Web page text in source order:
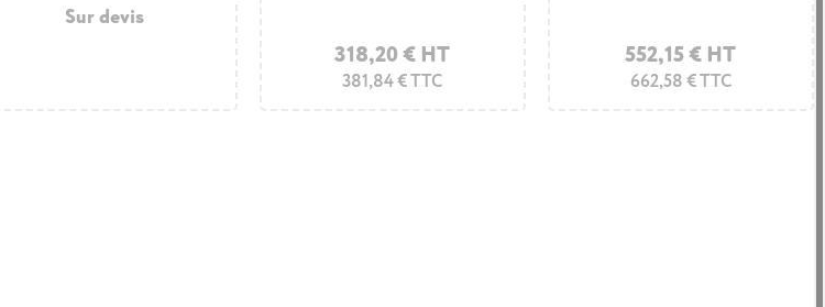
Sur devis
318,20 € HT
381,84 € TTC
552,15 € HT
662,58 € TTC